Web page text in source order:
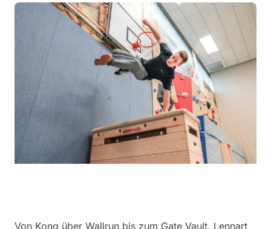
Von Kong über Wallrun bis zum Gate Vault. Lennart